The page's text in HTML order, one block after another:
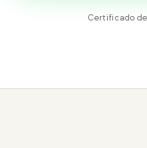
Certificado de